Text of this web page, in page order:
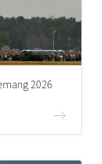
2026